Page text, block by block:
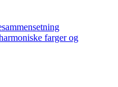
farger og